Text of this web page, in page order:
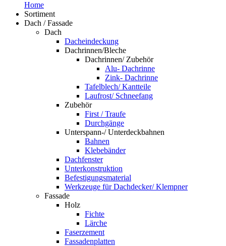
Home
Sortiment
Dach / Fassade
Dach
Dacheindeckung
Dachrinnen/Bleche
Dachrinnen/ Zubehör
Alu- Dachrinne
Zink- Dachrinne
Tafelblech/ Kantteile
Laufrost/ Schneefang
Zubehör
First / Traufe
Durchgänge
Unterspann-/ Unterdeckbahnen
Bahnen
Klebebänder
Dachfenster
Unterkonstruktion
Befestigungsmaterial
Werkzeuge für Dachdecker/ Klempner
Fassade
Holz
Fichte
Lärche
Faserzement
Fassadenplatten